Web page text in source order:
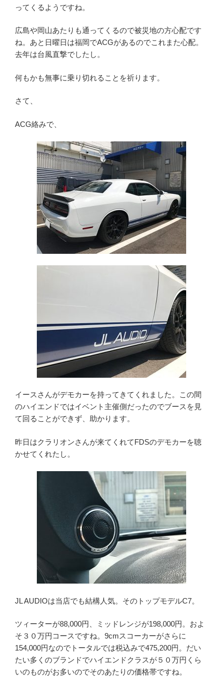
ってくるようですね。
広島や岡山あたりも通ってくるので被災地の方心配です
ね。あと日曜日は福岡でACGがあるのでこれまた心配。
去年は台風直撃でしたし。
何もかも無事に乗り切れることを祈ります。
さて、
ACG絡みで、
イースさんがデモカーを持ってきてくれました。この間
のハイエンドではイベント主催側だったのでブースを見
て回ることができず、助かります。
昨日はクラリオンさんが来てくれてFDSのデモカーを聴
かせてくれたし。
JL AUDIOは当店でも結構人気。そのトップモデルC7。
ツィーターが88,000円、ミッドレンジが198,000円。およ
そ３０万円コースですね。9cmスコーカーがさらに
154,000円なのでトータルでは税込みで475,200円。だい
たい多くのブランドでハイエンドクラスが５０万円くら
いのものがお多いのでそのあたりの価格帯ですね。